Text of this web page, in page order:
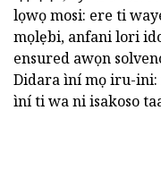
lọwọ mosi: ere ti
mọlẹbi, anfani lori
ensured awọn
Didara ìní mọ iru-ini:
ìní ti wa ni isakoso